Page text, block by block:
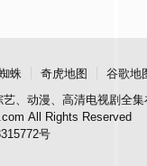
蛛 奇虎地图 谷歌地
、动漫、高清电视剧全集
All Rights Reserved
号